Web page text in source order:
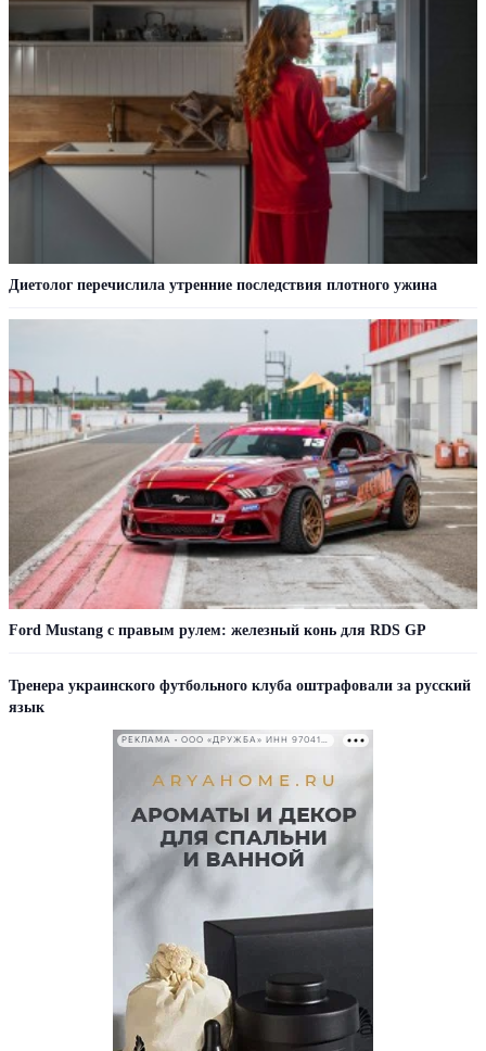
Диетолог перечислила утренние последствия плотного ужина
Ford Mustang с правым рулем: железный конь для RDS GP
Тренера украинского футбольного клуба оштрафовали за русский
язык
РЕКЛАМА • ООО «ДРУЖБА» ИНН 9704146411